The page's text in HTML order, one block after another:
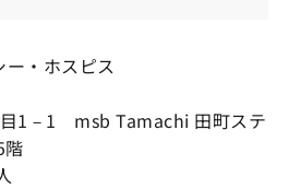
・ホスピス
1－1 msb Tamachi 田町ステ
階